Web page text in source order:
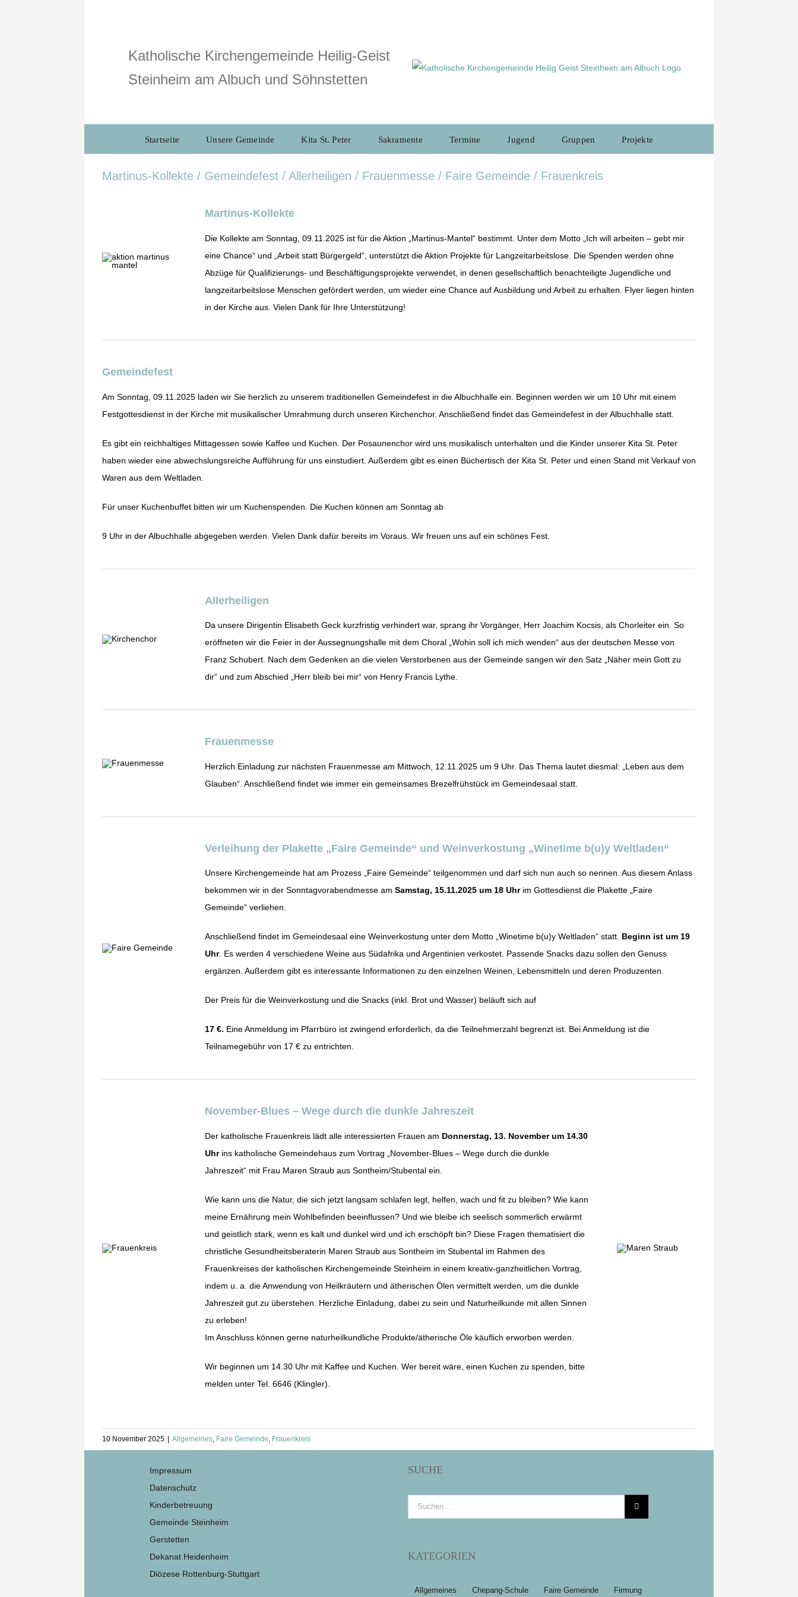
Katholische Kirchengemeinde Heilig-Geist
Steinheim am Albuch und Söhnstetten
Startseite Unsere Gemeinde Kita St. Peter Sakramente Termine Jugend Gruppen Projekte
Martinus-Kollekte / Gemeindefest / Allerheiligen / Frauenmesse / Faire Gemeinde / Frauenkreis
Martinus-Kollekte
Die Kollekte am Sonntag, 09.11.2025 ist für die Aktion „Martinus-Mantel“ bestimmt. Unter dem Motto „Ich will arbeiten – gebt mir
eine Chance“ und „Arbeit statt Bürgergeld“, unterstützt die Aktion Projekte für Langzeitarbeitslose. Die Spenden werden ohne
Abzüge für Qualifizierungs- und Beschäftigungsprojekte verwendet, in denen gesellschaftlich benachteiligte Jugendliche und
langzeitarbeitslose Menschen gefördert werden, um wieder eine Chance auf Ausbildung und Arbeit zu erhalten. Flyer liegen hinten
in der Kirche aus. Vielen Dank für Ihre Unterstützung!
Gemeindefest
Am Sonntag, 09.11.2025 laden wir Sie herzlich zu unserem traditionellen Gemeindefest in die Albuchhalle ein. Beginnen werden wir um 10 Uhr mit einem
Festgottesdienst in der Kirche mit musikalischer Umrahmung durch unseren Kirchenchor. Anschließend findet das Gemeindefest in der Albuchhalle statt.
Es gibt ein reichhaltiges Mittagessen sowie Kaffee und Kuchen. Der Posaunenchor wird uns musikalisch unterhalten und die Kinder unserer Kita St. Peter
haben wieder eine abwechslungsreiche Aufführung für uns einstudiert. Außerdem gibt es einen Büchertisch der Kita St. Peter und einen Stand mit Verkauf von
Waren aus dem Weltladen.
Für unser Kuchenbuffet bitten wir um Kuchenspenden. Die Kuchen können am Sonntag ab
9 Uhr in der Albuchhalle abgegeben werden. Vielen Dank dafür bereits im Voraus. Wir freuen uns auf ein schönes Fest.
Allerheiligen
Da unsere Dirigentin Elisabeth Geck kurzfristig verhindert war, sprang ihr Vorgänger, Herr Joachim Kocsis, als Chorleiter ein. So
eröffneten wir die Feier in der Aussegnungshalle mit dem Choral „Wohin soll ich mich wenden“ aus der deutschen Messe von
Franz Schubert. Nach dem Gedenken an die vielen Verstorbenen aus der Gemeinde sangen wir den Satz „Näher mein Gott zu
dir“ und zum Abschied „Herr bleib bei mir“ von Henry Francis Lythe.
Frauenmesse
Herzlich Einladung zur nächsten Frauenmesse am Mittwoch, 12.11.2025 um 9 Uhr. Das Thema lautet diesmal: „Leben aus dem
Glauben“. Anschließend findet wie immer ein gemeinsames Brezelfrühstück im Gemeindesaal statt.
Verleihung der Plakette „Faire Gemeinde“ und Weinverkostung „Winetime b(u)y Weltladen“
Unsere Kirchengemeinde hat am Prozess „Faire Gemeinde“ teilgenommen und darf sich nun auch so nennen. Aus diesem Anlass
bekommen wir in der Sonntagvorabendmesse amSamstag, 15.11.2025 um 18 Uhr im Gottesdienst die Plakette „Faire
Gemeinde“ verliehen.
Anschließend findet im Gemeindesaal eine Weinverkostung unter dem Motto „Winetime b(u)y Weltladen“ statt. Beginn ist um 19
Uhr. Es werden 4 verschiedene Weine aus Südafrika und Argentinien verkostet. Passende Snacks dazu sollen den Genuss
ergänzen. Außerdem gibt es interessante Informationen zu den einzelnen Weinen, Lebensmitteln und deren Produzenten.
Der Preis für die Weinverkostung und die Snacks (inkl. Brot und Wasser) beläuft sich auf
17 €. Eine Anmeldung im Pfarrbüro ist zwingend erforderlich, da die Teilnehmerzahl begrenzt ist. Bei Anmeldung ist die
Teilnamegebühr von 17 € zu entrichten.
November-Blues – Wege durch die dunkle Jahreszeit
Der katholische Frauenkreis lädt alle interessierten Frauen am Donnerstag, 13. November um 14.30
Uhr ins katholische Gemeindehaus zum Vortrag „November-Blues – Wege durch die dunkle
Jahreszeit“ mit Frau Maren Straub aus Sontheim/Stubental ein.
Wie kann uns die Natur, die sich jetzt langsam schlafen legt, helfen, wach und fit zu bleiben? Wie kann
meine Ernährung mein Wohlbefinden beeinflussen? Und wie bleibe ich seelisch sommerlich erwärmt
und geistlich stark, wenn es kalt und dunkel wird und ich erschöpft bin? Diese Fragen thematisiert die
christliche Gesundheitsberaterin Maren Straub aus Sontheim im Stubental im Rahmen des
Frauenkreises der katholischen Kirchengemeinde Steinheim in einem kreativ-ganzheitlichen Vortrag,
indem u. a. die Anwendung von Heilkräutern und ätherischen Ölen vermittelt werden, um die dunkle
Jahreszeit gut zu überstehen. Herzliche Einladung, dabei zu sein und Naturheilkunde mit allen Sinnen
zu erleben!
Im Anschluss können gerne naturheilkundliche Produkte/ätherische Öle käuflich erworben werden.
Wir beginnen um 14.30 Uhr mit Kaffee und Kuchen. Wer bereit wäre, einen Kuchen zu spenden, bitte
melden unter Tel. 6646 (Klingler).
10 November 2025 Allgemeines, Faire Gemeinde, Frauenkreis
Impressum
Datenschutz
Kinderbetreuung
Gemeinde Steinheim
Gerstetten
Dekanat Heidenheim
Diözese Rottenburg-Stuttgart
SUCHE
Suche
nach:
KATEGORIEN
Allgemeines Chepang-Schule Faire Gemeinde Firmung